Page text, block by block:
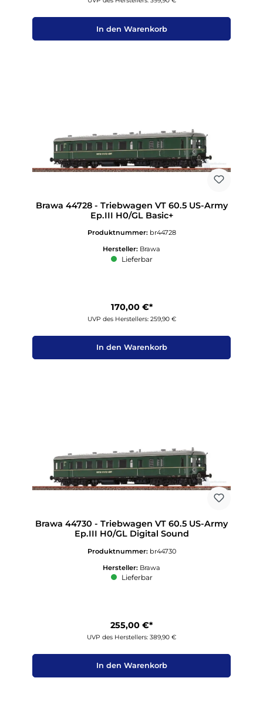
In den Warenkorb
Brawa 44728 - Triebwagen VT 60.5 US-Army
Ep.III H0/GL Basic+
Produktnummer: br44728
Hersteller: Brawa
Lieferbar
170,00 €*
UVP des Herstellers: 259,90 €
In den Warenkorb
Brawa 44730 - Triebwagen VT 60.5 US-Army
Ep.III H0/GL Digital Sound
Produktnummer: br44730
Hersteller: Brawa
Lieferbar
255,00 €*
UVP des Herstellers: 389,90 €
In den Warenkorb